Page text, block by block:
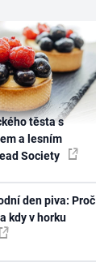
těsta s
a lesním
Society
den piva: Proč
kdy v horku